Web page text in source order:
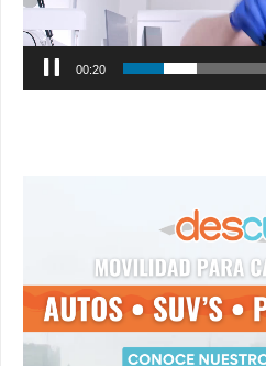
00:21